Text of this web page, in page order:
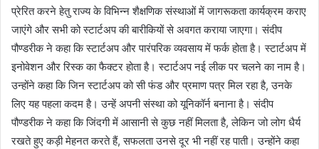
प्रेरित करने हेतु राज्य के विभिन्न शैक्षणिक संस्थाओं में जागरूकता कार्यक्रम कराए
जाएंगे और सभी को स्टार्टअप की बारीकियों से अवगत कराया जाएगा। संदीप
पौण्डरीक ने कहा कि स्टार्टअप और पारंपरिक व्यवसाय में फर्क होता है। स्टार्टअप में
इनोवेशन और रिस्क का फैक्टर होता है। स्टार्टअप नई लीक पर चलने का नाम है।
उन्होंने कहा कि जिन स्टार्टअप को सी फंड और प्रमाण पत्र मिल रहा है, उनके
लिए यह पहला कदम है। उन्हें अपनी संस्था को यूनिकॉर्न बनाना है। संदीप
पौण्डरीक ने कहा कि जिंदगी में आसानी से कुछ नहीं मिलता है, लेकिन जो लोग धैर्य
रखते हुए कड़ी मेहनत करते हैं, सफलता उनसे दूर भी नहीं रह पाती। उन्होंने कहा